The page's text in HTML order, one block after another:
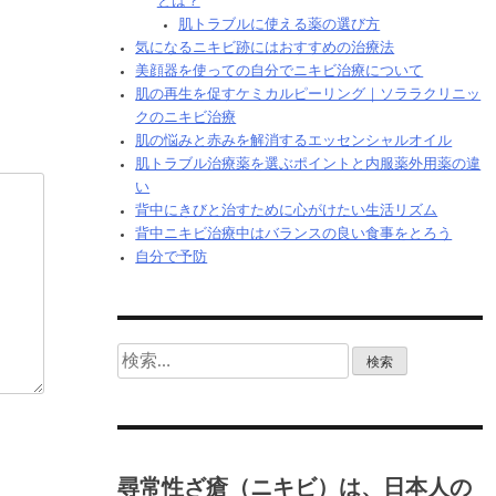
肌トラブルに使える薬の選び方
気になるニキビ跡にはおすすめの治療法
美顔器を使っての自分でニキビ治療について
肌の再生を促すケミカルピーリング｜ソララクリニッ
クのニキビ治療
肌の悩みと赤みを解消するエッセンシャルオイル
肌トラブル治療薬を選ぶポイントと内服薬外用薬の違
い
背中にきびと治すために心がけたい生活リズム
背中ニキビ治療中はバランスの良い食事をとろう
自分で予防
検
索:
尋常性ざ瘡（ニキビ）は、日本人の